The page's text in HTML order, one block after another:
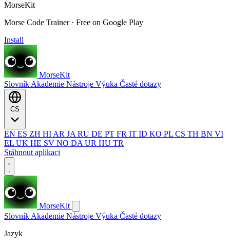
MorseKit
Morse Code Trainer · Free on Google Play
Install
MorseKit
Slovník Akademie Nástroje Výuka Časté dotazy
EN ES ZH HI AR JA RU DE PT FR IT ID KO PL CS TH BN VI
EL UK HE SV NO DA UR HU TR
Stáhnout aplikaci
MorseKit
Slovník Akademie Nástroje Výuka Časté dotazy
Jazyk